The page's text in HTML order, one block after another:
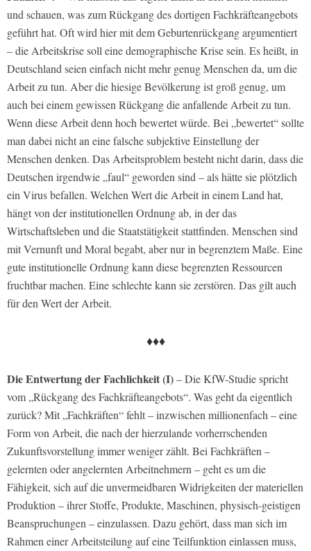
und schauen, was zum Rückgang des dortigen Fachkräfteangebots
geführt hat. Oft wird hier mit dem Geburtenrückgang argumentiert
– die Arbeitskrise soll eine demographische Krise sein. Es heißt, in
Deutschland seien einfach nicht mehr genug Menschen da, um die
Arbeit zu tun. Aber die hiesige Bevölkerung ist groß genug, um
auch bei einem gewissen Rückgang die anfallende Arbeit zu tun.
Wenn diese Arbeit denn hoch bewertet würde. Bei „bewertet“ sollte
man dabei nicht an eine falsche subjektive Einstellung der
Menschen denken. Das Arbeitsproblem besteht nicht darin, dass die
Deutschen irgendwie „faul“ geworden sind – als hätte sie plötzlich
ein Virus befallen. Welchen Wert die Arbeit in einem Land hat,
hängt von der institutionellen Ordnung ab, in der das
Wirtschaftsleben und die Staatstätigkeit stattfinden. Menschen sind
mit Vernunft und Moral begabt, aber nur in begrenztem Maße. Eine
gute institutionelle Ordnung kann diese begrenzten Ressourcen
fruchtbar machen. Eine schlechte kann sie zerstören. Das gilt auch
für den Wert der Arbeit.
♦♦♦
Die Entwertung der Fachlichkeit (I)– Die KfW-Studie spricht
vom „Rückgang des Fachkräfteangebots“. Was geht da eigentlich
zurück? Mit „Fachkräften“ fehlt – inzwischen millionenfach – eine
Form von Arbeit, die nach der hierzulande vorherrschenden
Zukunftsvorstellung immer weniger zählt. Bei Fachkräften –
gelernten oder angelernten Arbeitnehmern – geht es um die
Fähigkeit, sich auf die unvermeidbaren Widrigkeiten der materiellen
Produktion – ihrer Stoffe, Produkte, Maschinen, physisch-geistigen
Beanspruchungen – einzulassen. Dazu gehört, dass man sich im
Rahmen einer Arbeitsteilung auf eine Teilfunktion einlassen muss,